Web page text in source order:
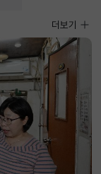
사진뉴스
더보기